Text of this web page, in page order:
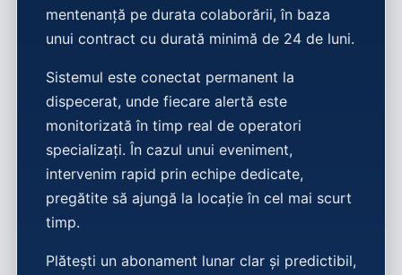
mentenanță pe durata colaborării, în baza
unui contract cu durată minimă de 24 de luni.
Sistemul este conectat permanent la
dispecerat, unde fiecare alertă este
monitorizată în timp real de operatori
specializați. În cazul unui eveniment,
intervenim rapid prin echipe dedicate,
pregătite să ajungă la locație în cel mai scurt
timp.
Plătești un abonament lunar clar și predictibil,